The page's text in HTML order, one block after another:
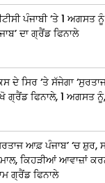
ਪੰਜਾਬੀ ‘ਤੇ 1
ਦਾ ਗ੍ਰੈਂਡ ਫਿਨਾਲੇ
ਦੇ ਸਿਰ ‘ਤੇ ਸੱਜੇਗਾ
ਗ੍ਰੈਂਡ ਫਿਨਾਲੇ, 1 ਅਗਸਤ ਨੂੰ,
ਆਫ਼ ਪੰਜਾਬ’ ‘ਚ ਸ਼ੁਰ,
ਕਿਹੜੀਆਂ ਆਵਾਜ਼ਾਂ
ਗ੍ਰੈਂਡ ਫਿਨਾਲੇ